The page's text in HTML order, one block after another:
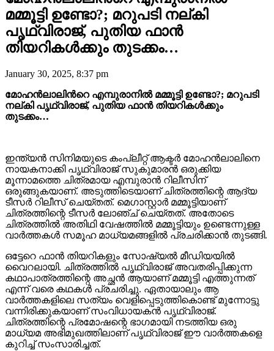
മമ്മൂട്ടി ഉണ്ടോ?; മറുപടി നല്കി
പൃഥ്വിരാജ്, പുതിയ ഫാൻ
തിയറികൾക്കും തുടക്കം…
January 30, 2025, 8:37 pm
മോഹൻലാലിൻറെ എമ്പുരാനിൽ മമ്മൂട്ടി ഉണ്ടോ?; മറുപടി
നല്കി പൃഥ്വിരാജ്, പുതിയ ഫാൻ തിയറികൾക്കും
തുടക്കം…
ഇന്ത്യൻ സിനിമയുടെ കംപ്ലീറ്റ് ആക്ടർ മോഹൻലാലിനെ
നായകനാക്കി പൃഥ്വിരാജ് സുകുമാരൻ ഒരുക്കിയ
മൂന്നാമത്തെ ചിത്രമായ എമ്പുരാൻ റിലീസിന്
ഒരുങ്ങുകയാണ്. അടുത്തിടെയാണ് ചിത്രത്തിന്റെ ആദ്യ
ടീസർ റിലീസ് ചെയ്തത്. മെഗാസ്റ്റാർ മമ്മൂട്ടിയാണ്
ചിത്രത്തിന്റെ ടീസർ ലോഞ്ച് ചെയ്തത്. അതോടെ
ചിത്രത്തിൽ അതിഥി വേഷത്തിൽ മമ്മൂട്ടിയും ഉണ്ടെന്നുള്ള
വാർത്തകൾ സമൂഹ മാധ്യമങ്ങളിൽ പ്രചരിക്കാൻ തുടങ്ങി.
ഒട്ടേറെ ഫാൻ തിയറികളും സോഷ്യൽ മീഡിയയിൽ
വൈറലായി. ചിത്രത്തിൽ പൃഥ്വിരാജ് അവതരിപ്പിക്കുന്ന
കഥാപാത്രത്തിന്റെ അച്ഛൻ ആയാണ് മമ്മൂട്ടി എത്തുന്നത്
എന്ന് വരെ കഥകൾ പ്രചരിച്ചു. ഏതായാലും ആ
വാർത്തകളിലെ സത്യം വെളിപ്പെടുത്തികൊണ്ട് മുന്നോട്ടു
വന്നിരിക്കുകയാണ് സംവിധായകൻ പൃഥ്വിരാജ്.
ചിത്രത്തിന്റെ പ്രമോഷന്റെ ഭാഗമായി നടത്തിയ ഒരു
മാധ്യമ അഭിമുഖത്തിലാണ് പൃഥ്വിരാജ് ഈ വാർത്തകളെ
കുറിച്ച് സംസാരിച്ചത്.